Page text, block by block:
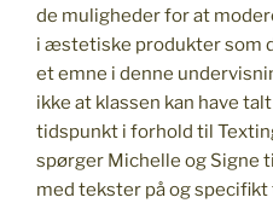
de muligheder for at
i æstetiske produkter som
et emne i denne
ikke at klassen kan have
tidspunkt i forhold til
spørger Michelle og Signe
med tekster på og specifikt